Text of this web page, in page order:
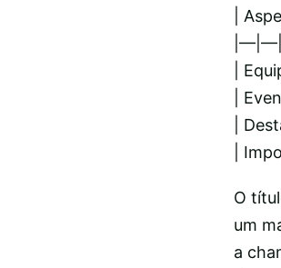
|
|—|—|
|
|
|
|
O
um
a